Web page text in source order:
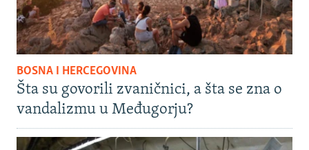
BOSNA I HERCEGOVINA
Šta su govorili zvaničnici, a šta se zna o
vandalizmu u Međugorju?